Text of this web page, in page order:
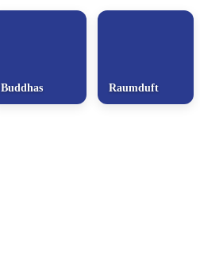
Buddhas Raumduft